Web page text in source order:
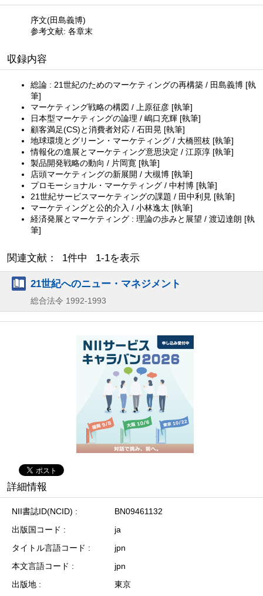
序文(田島義博)
参考文献: 各章末
収録内容
総論 : 21世紀のためのマーケティングの再構築 / 田島義博 [執
筆]
マーケティング戦略の構図 / 上原征彦 [執筆]
日本型マーケティングの論理 / 嶋口充輝 [執筆]
顧客満足(CS)と消費者対応 / 石田晃 [執筆]
地球環境とグリーン・マーケティング / 大橋照枝 [執筆]
情報化の進展とマーケティング意思決定 / 江原淳 [執筆]
製品開発戦略の動向 / 片岡寛 [執筆]
店頭マーケティングの新展開 / 大槻博 [執筆]
プロモーショナル・マーケティング / 中村博 [執筆]
21世紀サービスマーケティングの課題 / 田中利見 [執筆]
マーケティングと公的介入 / 小林逸太 [執筆]
経済発展とマーケティング : 理論の歩みと展望 / 渡辺達朗 [執
筆]
関連文献： 1件中 1-1を表示
21世紀へのニュー・マネジメント
総合法令 1992-1993
詳細情報
NII書誌ID(NCID)
BN09461132
出版国コード
ja
タイトル言語コード
jpn
本文言語コード
jpn
出版地
東京